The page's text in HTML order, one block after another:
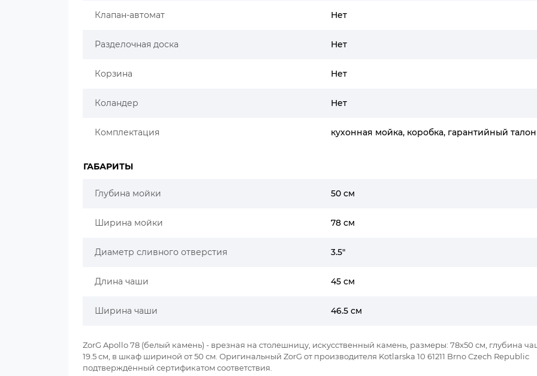
Клапан-автомат Нет
Разделочная доска Нет
Корзина Нет
Коландер Нет
Комплектация кухонная мойка, коробка, гарантийный талон
ГАБАРИТЫ
Глубина мойки 50 см
Ширина мойки 78 см
Диаметр сливного отверстия 3.5"
Длина чаши 45 см
Ширина чаши 46.5 см
ZorG Apollo 78 (белый камень) - врезная на столешницу, искусственный камень, размеры: 78x50 см, глубина
19.5 см, в шкаф шириной от 50 см. Оригинальный ZorG от производителя Kotlarska 10 61211 Brno Czech Republic
подтверждённый сертификатом соответствия.